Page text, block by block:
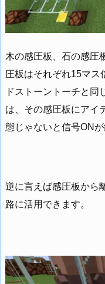
木の感圧板、石の感圧
圧板はそれぞれ15マス
ドストーントーチと同
は、その感圧板にアイ
態じゃないと信号ONが
逆に言えば感圧板から
路に活用できます。